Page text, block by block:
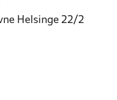
Helsinge 22/2